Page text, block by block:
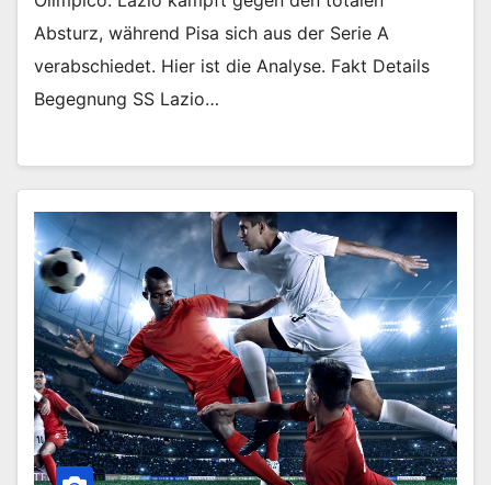
Absturz, während Pisa sich aus der Serie A
verabschiedet. Hier ist die Analyse. Fakt Details
Begegnung SS Lazio…